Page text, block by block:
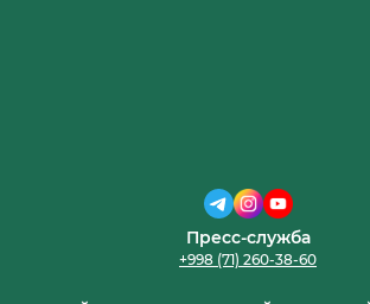
Пресс-служба
+998 (71) 260-38-60